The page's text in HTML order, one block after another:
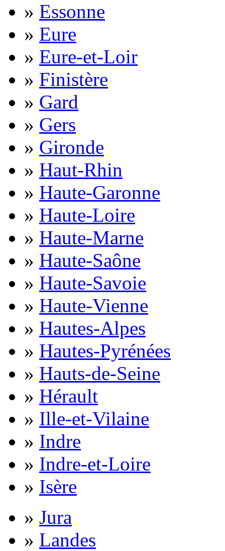
» Essonne
» Eure
» Eure-et-Loir
» Finistère
» Gard
» Gers
» Gironde
» Haut-Rhin
» Haute-Garonne
» Haute-Loire
» Haute-Marne
» Haute-Saône
» Haute-Savoie
» Haute-Vienne
» Hautes-Alpes
» Hautes-Pyrénées
» Hauts-de-Seine
» Hérault
» Ille-et-Vilaine
» Indre
» Indre-et-Loire
» Isère
» Jura
» Landes